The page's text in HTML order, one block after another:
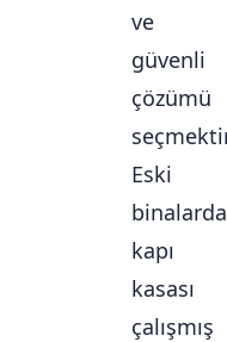
ve
güvenli
çözümü
Eski
binalarda
kapı
kasası
çalışmış